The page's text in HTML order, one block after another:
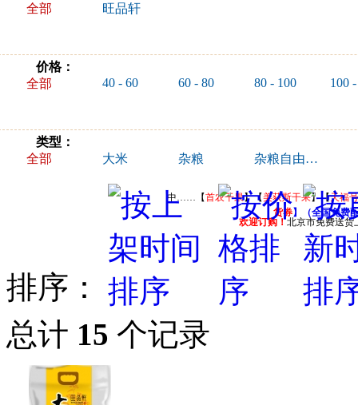
全部
旺品轩
价格：
全部
40 - 60 60 - 80 80 - 100 100
类型：
全部
大米 杂粮 杂粮自由组合
中……【首农干果】【美荻斯干果】【天福
货券】（全国免费
欢迎订购！北京市免费送货
排序：
总计 15 个记录